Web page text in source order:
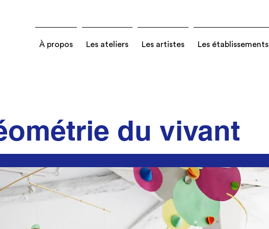
À propos Les ateliers Les artistes Les établissements
du vivant